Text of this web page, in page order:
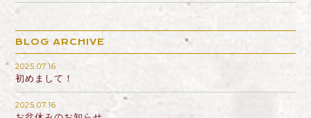
BLOG ARCHIVE
2025.07.16
初めまして！
2025.07.16